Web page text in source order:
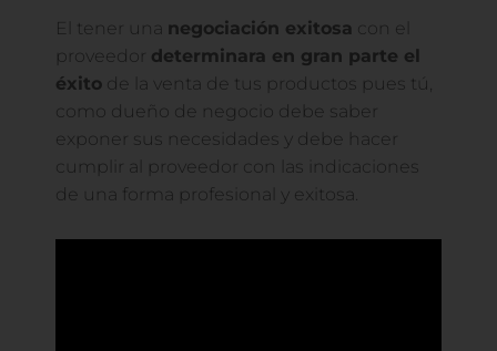
El tener una negociación exitosa con el
proveedor determinara en gran parte el
éxito de la venta de tus productos pues tú,
como dueño de negocio debe saber
exponer sus necesidades y debe hacer
cumplir al proveedor con las indicaciones
de una forma profesional y exitosa.